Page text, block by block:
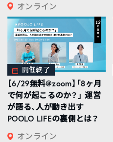
オンライン
開催終了
【6/29無料@zoom】「8ヶ月
で何が起こるのか？」 運営
が語る、人が動き出す
POOLO LIFEの裏側とは？
オンライン